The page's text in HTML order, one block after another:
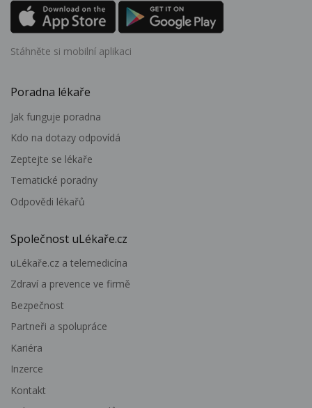
Stáhněte si mobilní aplikaci
Poradna lékaře
Jak funguje poradna
Kdo na dotazy odpovídá
Zeptejte se lékaře
Tematické poradny
Odpovědi lékařů
Společnost uLékaře.cz
uLékaře.cz a telemedicína
Zdraví a prevence ve firmě
Bezpečnost
Partneři a spolupráce
Kariéra
Inzerce
Kontakt